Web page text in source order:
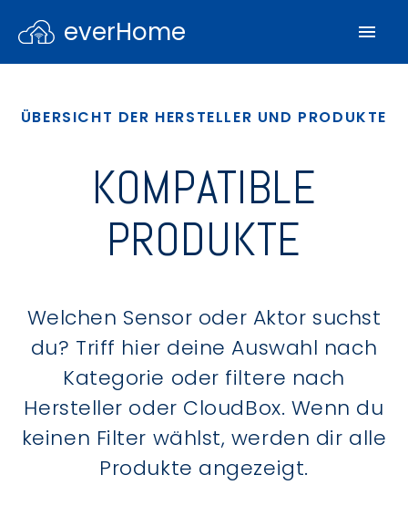
everHome
ÜBERSICHT DER HERSTELLER UND PRODUKTE
KOMPATIBLE
PRODUKTE
Welchen Sensor oder Aktor suchst
du? Triff hier deine Auswahl nach
Kategorie oder filtere nach
Hersteller oder CloudBox. Wenn du
keinen Filter wählst, werden dir alle
Produkte angezeigt.